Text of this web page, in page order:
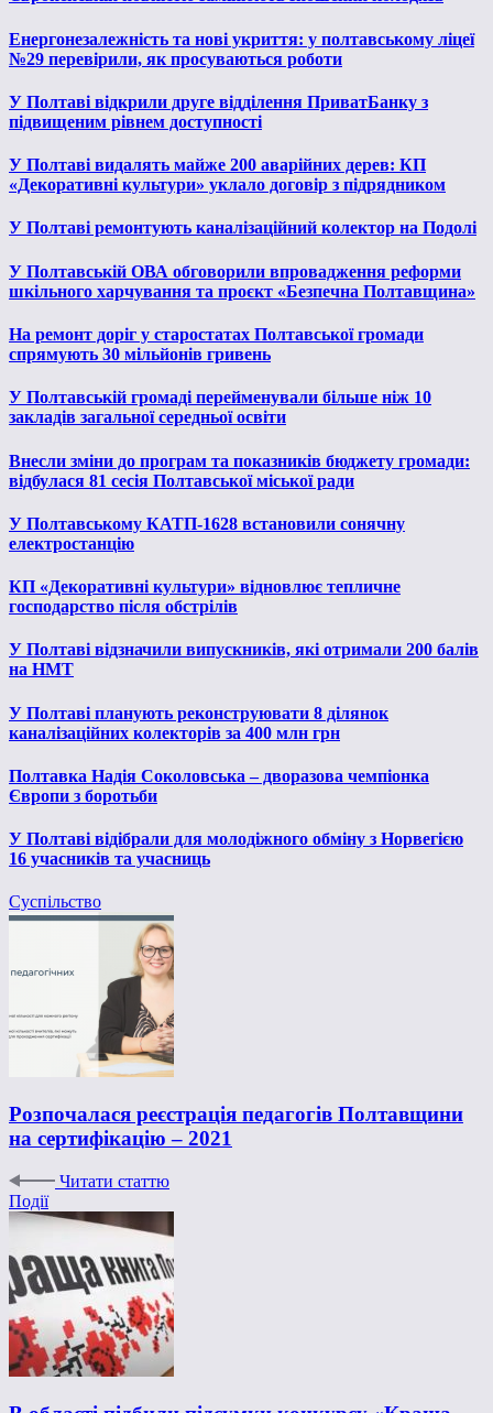
Енергонезалежність та нові укриття: у полтавському ліцеї
№29 перевірили, як просуваються роботи
У Полтаві відкрили друге відділення ПриватБанку з
підвищеним рівнем доступності
У Полтаві видалять майже 200 аварійних дерев: КП
«Декоративні культури» уклало договір з підрядником
У Полтаві ремонтують каналізаційний колектор на Подолі
У Полтавській ОВА обговорили впровадження реформи
шкільного харчування та проєкт «Безпечна Полтавщина»
На ремонт доріг у старостатах Полтавської громади
спрямують 30 мільйонів гривень
У Полтавській громаді перейменували більше ніж 10
закладів загальної середньої освіти
Внесли зміни до програм та показників бюджету громади:
відбулася 81 сесія Полтавської міської ради
У Полтавському КАТП-1628 встановили сонячну
електростанцію
КП «Декоративні культури» відновлює тепличне
господарство після обстрілів
У Полтаві відзначили випускників, які отримали 200 балів
на НМТ
У Полтаві планують реконструювати 8 ділянок
каналізаційних колекторів за 400 млн грн
Полтавка Надія Соколовська – дворазова чемпіонка
Європи з боротьби
У Полтаві відібрали для молодіжного обміну з Норвегією
16 учасників та учасниць
Суспільство
Розпочалася реєстрація педагогів Полтавщини
на сертифікацію – 2021
Читати статтю
Події